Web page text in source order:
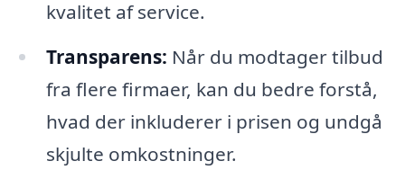
kvalitet af service.
Transparens: Når du modtager tilbud
fra flere firmaer, kan du bedre forstå,
hvad der inkluderer i prisen og undgå
skjulte omkostninger.